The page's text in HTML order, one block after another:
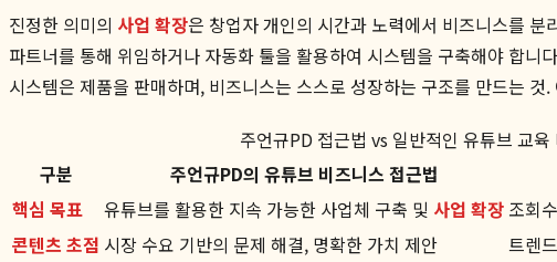
진정한 의미의 사업 확장은 창업자 개인의 시간과 노력에서 비즈니스를
파트너를 통해 위임하거나 자동화 툴을 활용하여 시스템을 구축해야 합니
시스템은 제품을 판매하며, 비즈니스는 스스로 성장하는 구조를 만드는
주언규PD 접근법 vs 일반적인 유튜브 교육
구분
주언규PD의 유튜브 비즈니스 접근법
핵심 목표
유튜브를 활용한 지속 가능한 사업체 구축 및 사업 확장 조회
콘텐츠 초점 시장 수요 기반의 문제 해결, 명확한 가치 제안 트렌